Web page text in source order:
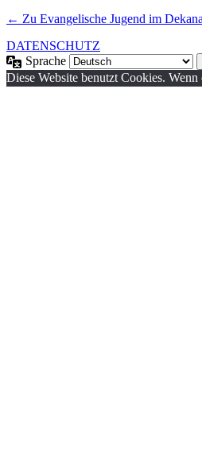
← Zu Evangelische Jugend im
DATENSCHUTZ
Sprache
Diese Website benutzt Cookies.